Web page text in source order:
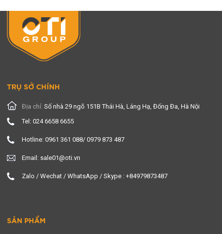
TRỤ SỞ CHÍNH
Địa chỉ: Số nhà 29 ngõ 151B Thái Hà, Láng Hạ, Đống Đa, Hà Nội
Tel: 024 6658 6655
Hotline: 0961 361 088/ 0979 873 487
Email: sale01@oti.vn
Zalo / Wechat / WhatsApp / Skype : +84979873487
SẢN PHẨM